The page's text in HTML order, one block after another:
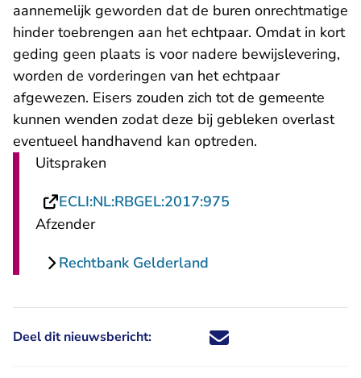
aannemelijk geworden dat de buren onrechtmatige
hinder toebrengen aan het echtpaar. Omdat in kort
geding geen plaats is voor nadere bewijslevering,
worden de vorderingen van het echtpaar
afgewezen. Eisers zouden zich tot de gemeente
kunnen wenden zodat deze bij gebleken overlast
eventueel handhavend kan optreden.
Uitspraken
ECLI:NL:RBGEL:2017:975
Afzender
Rechtbank Gelderland
Deel dit nieuwsbericht: Deel dit nieuwsbericht via X -
Deel dit nieuwsbericht via
Deel dit nieuwsbericht
Deel dit